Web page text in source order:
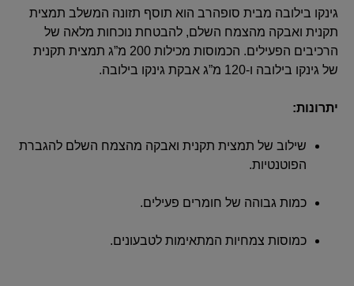
גינקו בילובה מבית סופהרב הוא תוסף תזונה המשלב תמצית
תקנית ואבקה מהצמח השלם, להבטחת נוכחות מלאה של
הרכיבים הפעילים.
הכמוסות מכילות 200 מ”ג תמצית תקנית
של גינקו בילובה ו-120 מ”ג אבקת גינקו בילובה.
יתרונות:
שילוב של תמצית תקנית ואבקה מהצמח השלם להגברת
הפוטנטיות.
כמות גבוהה של חומרים פעילים.
כמוסות צמחיות המתאימות לטבעונים.